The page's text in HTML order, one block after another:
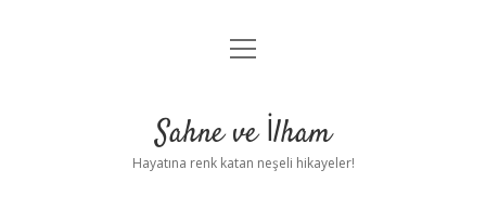
Anasayfa
Yasal Uyarı
menüyü
Sahne ve İlham
Hayatına renk katan neşeli hikayeler!